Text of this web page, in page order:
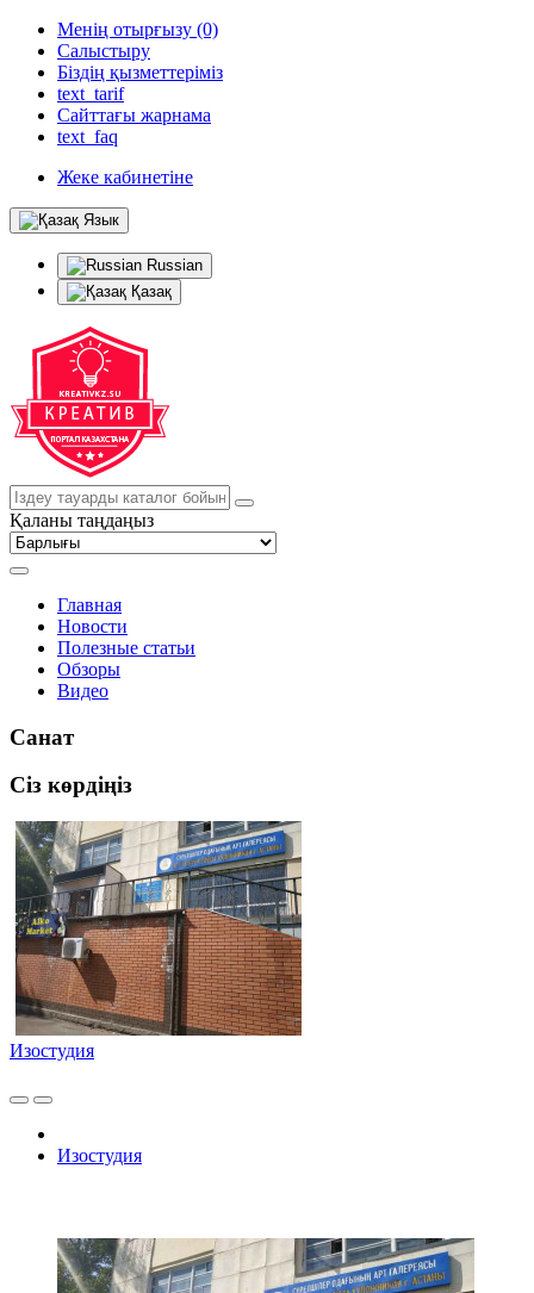
Менің отырғызу (0)
Салыстыру
Біздің қызметтеріміз
text_tarif
Сайттағы жарнама
text_faq
Жеке кабинетіне
Язык
Russian
Қазақ
Қаланы таңдаңыз
Главная
Новости
Полезные статьи
Обзоры
Видео
Санат
Сіз көрдіңіз
Изостудия
Изостудия